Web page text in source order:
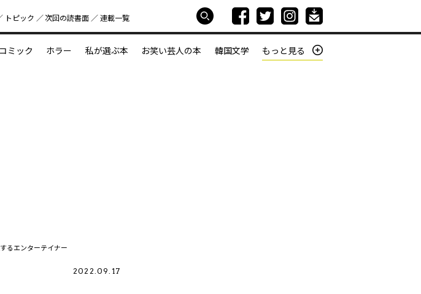
トピック 次回の読書⾯ 連載一覧
コミック ホラー 私が選ぶ本 お笑い芸人の本 韓国文学 もっと見る
るエンターテイナー
2022.09.17